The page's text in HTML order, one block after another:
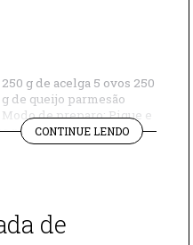
g de acelga 5 ovos 250
de queijo parmesão
de preparo: Pique e
num bowl, reservando
4 ovos e mexa.
CONTINUE LENDO"APRENDA
A
de